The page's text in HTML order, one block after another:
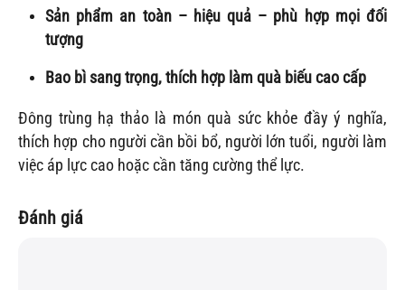
Sản phẩm an toàn – hiệu quả – phù hợp mọi đối
tượng
Bao bì sang trọng, thích hợp làm quà biếu cao cấp
Đông trùng hạ thảo là món quà sức khỏe đầy ý nghĩa,
thích hợp cho người cần bồi bổ, người lớn tuổi, người làm
việc áp lực cao hoặc cần tăng cường thể lực.
Đánh giá